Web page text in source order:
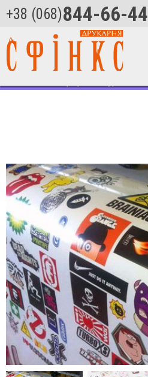
+38 (068)844-66-44